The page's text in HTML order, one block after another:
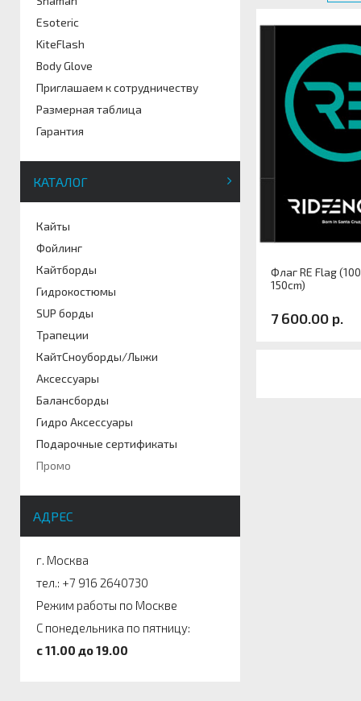
Esoteric
KiteFlash
Body Glove
Приглашаем к сотрудничеству
Размерная таблица
Гарантия
КАТАЛОГ
Кайты
Фойлинг
Кайтборды
Гидрокостюмы
SUP борды
Трапеции
КайтСноуборды/Лыжи
Аксессуары
Балансборды
Гидро Аксессуары
Подарочные сертификаты
Промо
АДРЕС
г. Москва
тел.: +7 916 2640730
Режим работы по Москве
С понедельника по пятницу:
c 11.00 до 19.00
Флаг RE Flag
150cm)
7 600.00 р.